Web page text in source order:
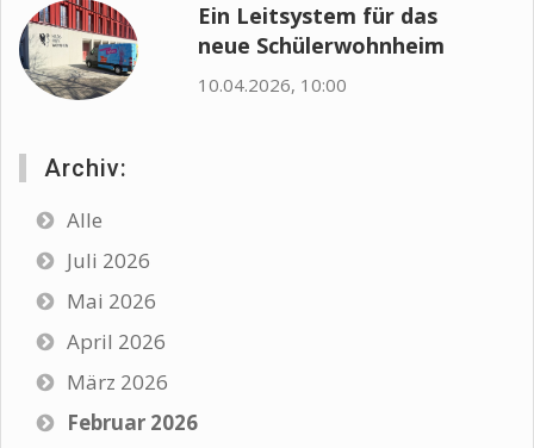
Ein Leitsystem für das
neue Schülerwohnheim
10.04.2026, 10:00
Archiv:
Alle
Juli 2026
Mai 2026
April 2026
März 2026
Februar 2026